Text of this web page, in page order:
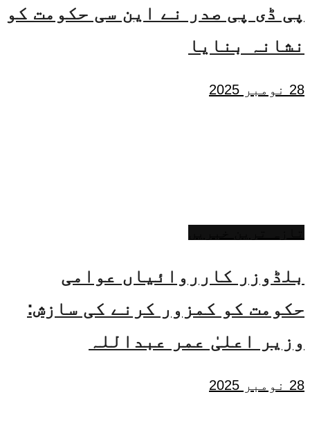
پی ڈی پی صدر نے این سی حکومت کو
نشانہ بنایا
28 نومبر 2025
بلڈوزر کارروائیاں عوامی
حکومت کو کمزور کرنے کی سازش:
وزیر اعلیٰ عمر عبداللہ
28 نومبر 2025